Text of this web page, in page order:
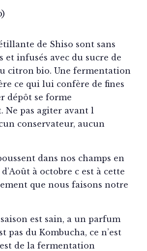
de Shiso sont sans
et infusés avec du sucre de
citron bio. Une fermentation
ce qui lui confère de fines
dépôt se forme
Ne pas agiter avant l
conservateur, aucun
dans nos champs en
à octobre c est à cette
que nous faisons notre
est sain, a un parfum
pas du Kombucha, ce n’est
de la fermentation